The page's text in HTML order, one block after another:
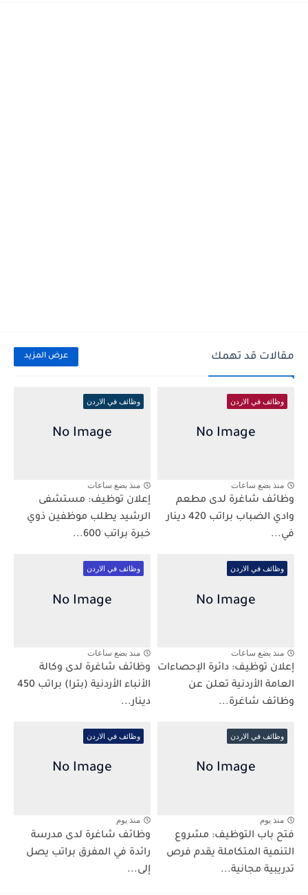
مقالات قد تهمك عرض المزيد
وظائف في الاردن
منذ بضع ساعات
وظائف شاغرة لدى مطعم
وادي الضباب براتب 420 دينار
في...
وظائف في الاردن
منذ بضع ساعات
إعلان توظيف: مستشفى
الرشيد يطلب موظفين ذوي
خبرة براتب 600...
وظائف في الاردن
منذ بضع ساعات
إعلان توظيف: دائرة الإحصاءات
العامة الأردنية تعلن عن
وظائف شاغرة...
وظائف في الاردن
منذ بضع ساعات
وظائف شاغرة لدى وكالة
الأنباء الأردنية (بترا) براتب 450
دينار...
وظائف في الاردن
منذ يوم
فتح باب التوظيف: مشروع
التنمية المتكاملة يقدم فرص
تدريبية مجانية...
وظائف في الاردن
منذ يوم
وظائف شاغرة لدى مدرسة
رائدة في المفرق براتب يصل
إلى...